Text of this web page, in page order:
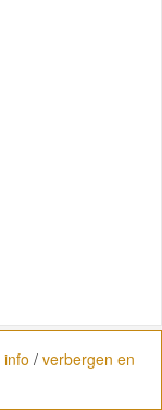
info / verbergen en